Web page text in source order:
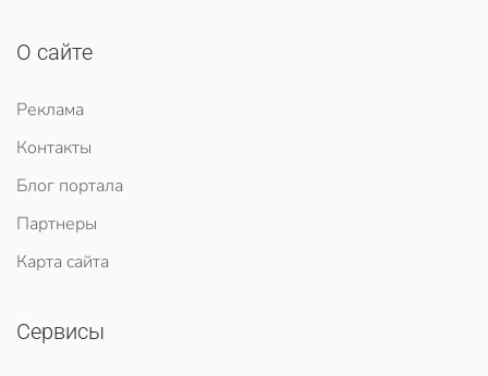
О сайте
Реклама
Контакты
Блог портала
Партнеры
Карта сайта
Сервисы